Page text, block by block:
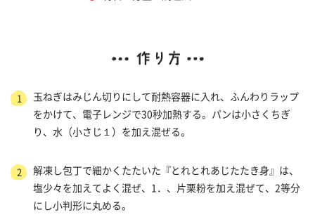
1
玉ねぎはみじん切りにして耐熱容器に入れ、ふんわりラップ
をかけて、電子レンジで30秒加熱する。パンは小さくちぎ
り、水（小さじ１）を加え混ぜる。
2
解凍し包丁で細かくたたいた『とれとれあじたたき身』は、
塩少々を加えてよく混ぜ、1．、片栗粉を加え混ぜて、2等分
にし小判形に丸める。